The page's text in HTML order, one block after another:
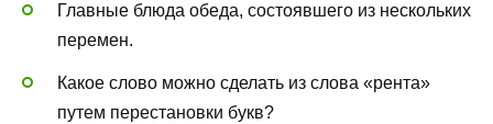
Главные блюда обеда, состоявшего из нескольких
перемен.
Какое слово можно сделать из слова «рента»
путем перестановки букв?